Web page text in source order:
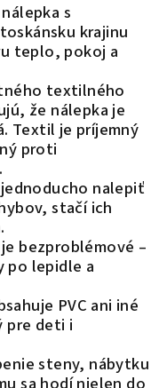
s
krajinu
teplo, pokoj a
textilného
že nálepka je
Textil je príjemný
proti
nalepiť
stačí ich
bezproblémové –
po lepidle a
PVC ani iné
pre deti i
steny, nábytku